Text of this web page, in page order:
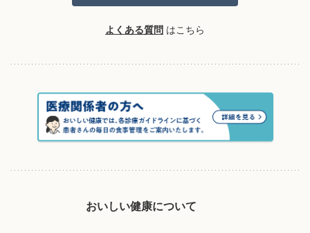
よくある質問 はこちら
おいしい健康について